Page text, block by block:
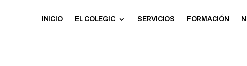
INICIO EL COLEGIO SERVICIOS FORMACIÓN